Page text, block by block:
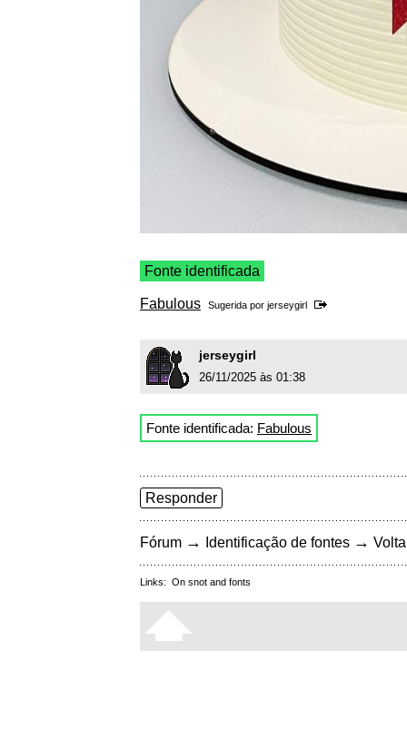
Fonte identificada
Fabulous Sugerida por jerseygirl
jerseygirl
26/11/2025 às 01:38
Fonte identificada: Fabulous
Responder
Fórum → Identificação de fontes →
Links: On snot and fonts